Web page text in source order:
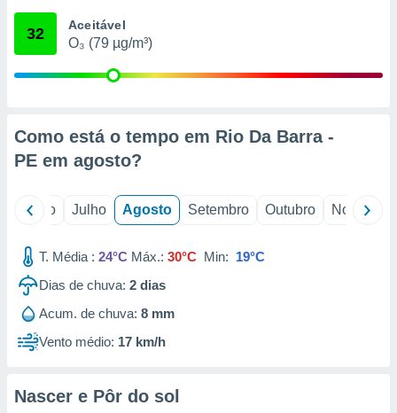
através
1199
32 Aceitável
O₃ (79 µg/m³)
Como está o tempo em Rio Da Barra -
PE em agosto?
Junho Julho Agosto Setembro Outubro Novembro
T. Média : 24°C Máx.: 30°C Min: 19°C
Dias de chuva: 2 dias
Acum. de chuva: 8 mm
Vento médio: 17 km/h
Nascer e Pôr do sol